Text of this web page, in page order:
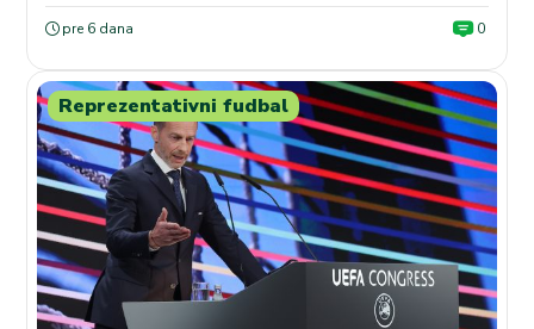
pre 6 dana 0
Reprezentativni fudbal